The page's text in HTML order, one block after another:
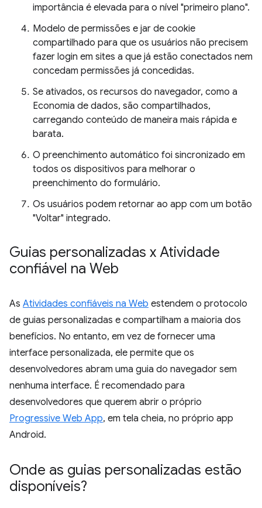
importância é elevada para o nível "primeiro plano".
Modelo de permissões e jar de cookie
compartilhado para que os usuários não precisem
fazer login em sites a que já estão conectados nem
concedam permissões já concedidas.
Se ativados, os recursos do navegador, como a
Economia de dados, são compartilhados,
carregando conteúdo de maneira mais rápida e
barata.
O preenchimento automático foi sincronizado em
todos os dispositivos para melhorar o
preenchimento do formulário.
Os usuários podem retornar ao app com um botão
"Voltar" integrado.
Guias personalizadas x Atividade
confiável na Web
As Atividades confiáveis na Web estendem o protocolo
de guias personalizadas e compartilham a maioria dos
benefícios. No entanto, em vez de fornecer uma
interface personalizada, ele permite que os
desenvolvedores abram uma guia do navegador sem
nenhuma interface. É recomendado para
desenvolvedores que querem abrir o próprio
Progressive Web App, em tela cheia, no próprio app
Android.
Onde as guias personalizadas estão
disponíveis?